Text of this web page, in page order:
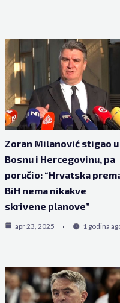
Zoran Milanović stigao u
Bosnu i Hercegovinu, pa
poručio: “Hrvatska
BiH nema nikakve
skrivene planove”
apr 23, 2025 1 godina